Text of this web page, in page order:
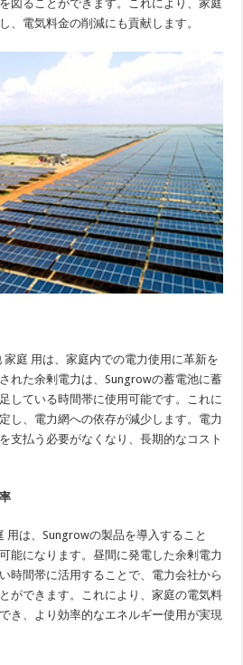
図ることができます。これにより、家庭
、電気料金の削減にも貢献します。
家庭 用は、家庭内での電力使用に革新を
れた余剰電力は、Sungrowの蓄電池に蓄
している時間帯に使用可能です。これに
し、電力網への依存が減少します。電力
支払う必要がなくなり、長期的なコスト
用は、Sungrowの製品を導入すること
能になります。昼間に発電した余剰電力
時間帯に活用することで、電力会社から
ができます。これにより、家庭の電気料
き、より効率的なエネルギー使用が実現